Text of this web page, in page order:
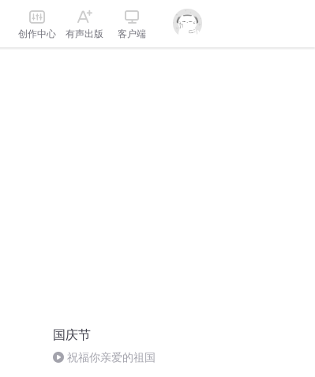
创作中心 有声出版 客户端
国庆节
祝福你亲爱的祖国